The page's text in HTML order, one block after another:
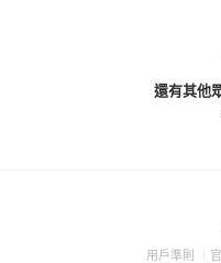
還有其他
用戶準則